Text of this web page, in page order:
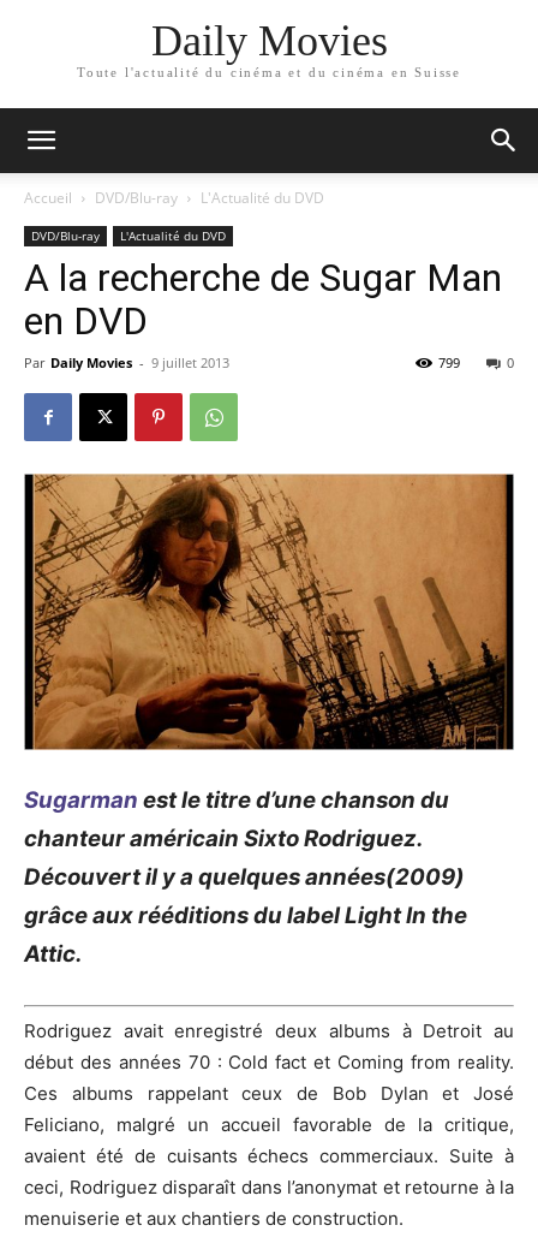
Daily Movies
Toute l'actualité du cinéma et du cinéma en Suisse
Accueil DVD/Blu-ray L'Actualité du DVD
DVD/Blu-ray L'Actualité du DVD
A la recherche de Sugar Man
en DVD
Par Daily Movies - 9 juillet 2013 0
799
Sugarman est le titre d’une chanson du
chanteur américain Sixto Rodriguez.
Découvert il y a quelques années(2009)
grâce aux rééditions du label Light In the
Attic.
Rodriguez avait enregistré deux albums à Detroit au
début des années 70 : Cold fact et Coming from reality.
Ces albums rappelant ceux de Bob Dylan et José
Feliciano, malgré un accueil favorable de la critique,
avaient été de cuisants échecs commerciaux. Suite à
ceci, Rodriguez disparaît dans l’anonymat et retourne à la
menuiserie et aux chantiers de construction.